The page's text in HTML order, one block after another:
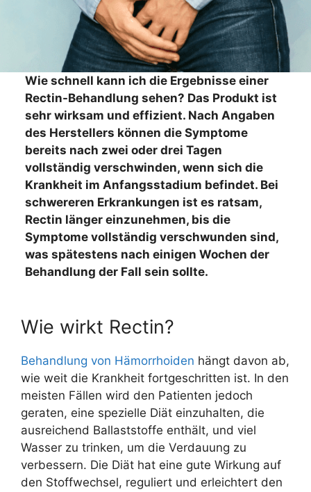
Wie schnell kann ich die Ergebnisse einer
Rectin-Behandlung sehen? Das Produkt ist
sehr wirksam und effizient. Nach Angaben
des Herstellers können die Symptome
bereits nach zwei oder drei Tagen
vollständig verschwinden, wenn sich die
Krankheit im Anfangsstadium befindet. Bei
schwereren Erkrankungen ist es ratsam,
Rectin länger einzunehmen, bis die
Symptome vollständig verschwunden sind,
was spätestens nach einigen Wochen der
Behandlung der Fall sein sollte.
Wie wirkt Rectin?
Behandlung von Hämorrhoiden hängt davon ab,
wie weit die Krankheit fortgeschritten ist. In den
meisten Fällen wird den Patienten jedoch
geraten, eine spezielle Diät einzuhalten, die
ausreichend Ballaststoffe enthält, und viel
Wasser zu trinken, um die Verdauung zu
verbessern. Die Diät hat eine gute Wirkung auf
den Stoffwechsel, reguliert und erleichtert den